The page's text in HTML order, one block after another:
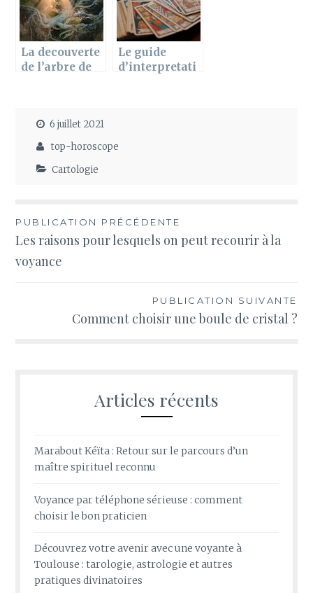
La decouverte
de l’arbre de
Le guide
d’interpretati
6 juillet 2021
top-horoscope
Cartologie
Navigation
de
l’article
PUBLICATION PRÉCÉDENTE
Les raisons pour lesquels on peut recourir à la
voyance
PUBLICATION SUIVANTE
Comment choisir une boule de cristal ?
Articles récents
Marabout Kéïta : Retour sur le parcours d’un
maître spirituel reconnu
Voyance par téléphone sérieuse : comment
choisir le bon praticien
Découvrez votre avenir avec une voyante à
Toulouse : tarologie, astrologie et autres
pratiques divinatoires